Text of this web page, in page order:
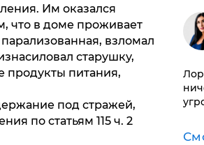
Им оказался
что в доме проживает
взломал
старушку,
продукты питания,
под стражей,
по статьям 115 ч. 2